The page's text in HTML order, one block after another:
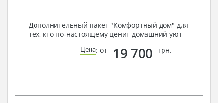
Дополнительный пакет "Комфортный дом" для
тех, кто по-настоящему ценит домашний уют
Цена: от 19 700 грн.